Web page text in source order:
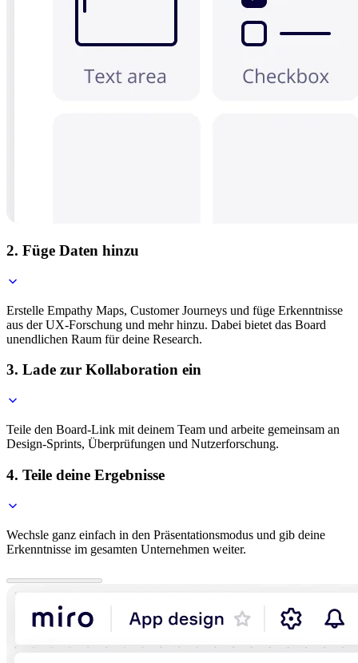
2. Füge Daten hinzu
Erstelle Empathy Maps, Customer Journeys und füge Erkenntnisse
aus der UX-Forschung und mehr hinzu. Dabei bietet das Board
unendlichen Raum für deine Research.
3. Lade zur Kollaboration ein
Teile den Board-Link mit deinem Team und arbeite gemeinsam an
Design-Sprints, Überprüfungen und Nutzerforschung.
4. Teile deine Ergebnisse
Wechsle ganz einfach in den Präsentationsmodus und gib deine
Erkenntnisse im gesamten Unternehmen weiter.